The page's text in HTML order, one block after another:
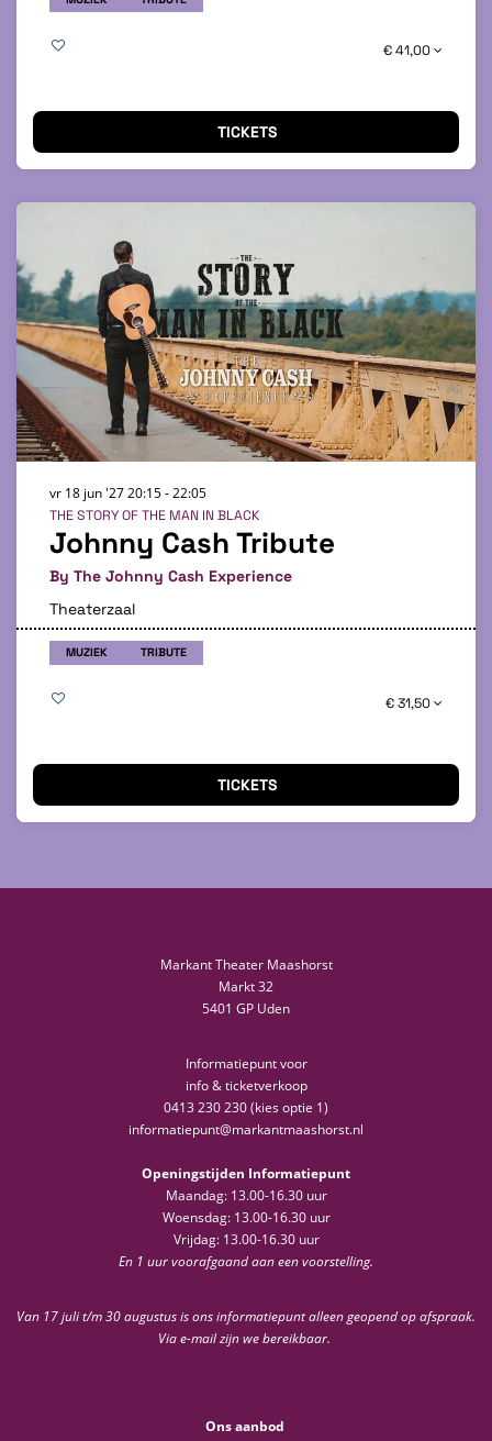
€ 41,00
TICKETS
Johnny Cash Tribute
By The Johnny Cash Experience
THE STORY OF THE MAN IN BLACK
vr 18 jun '2720:15 - 22:05
Theaterzaal
MUZIEK TRIBUTE
€ 31,50
TICKETS
Markant Theater Maashorst
Markt 32
5401 GP Uden
Informatiepunt voor
info & ticketverkoop
0413 230 230 (kies optie 1)
informatiepunt@markantmaashorst.nl
Openingstijden Informatiepunt
Maandag: 13.00-16.30 uur
Woensdag: 13.00-16.30 uur
Vrijdag: 13.00-16.30 uur
En 1 uur voorafgaand aan een voorstelling.
Van 17 juli t/m 30 augustus is ons informatiepunt alleen geopend op afspraak.
Via e-mail zijn we bereikbaar.
Ons aanbod